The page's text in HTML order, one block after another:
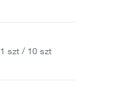
1 szt / 10 szt